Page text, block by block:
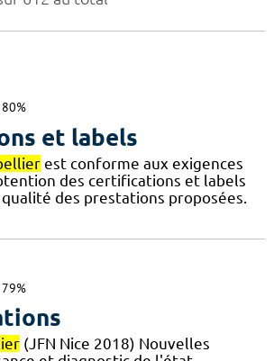
80%
et labels
est conforme aux exigences
des certifications et labels
des prestations proposées.
79%
(JFN Nice 2018) Nouvelles